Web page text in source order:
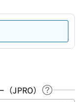
JPRO）
ヘルプペ